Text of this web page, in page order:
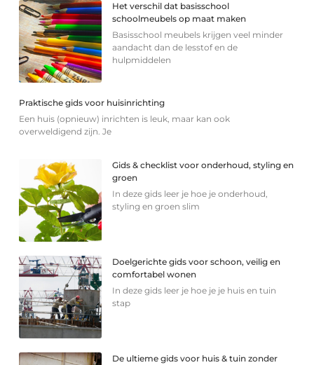
Het verschil dat basisschool
schoolmeubels op maat maken
Basisschool meubels krijgen veel minder
aandacht dan de lesstof en de
hulpmiddelen
Praktische gids voor huisinrichting
Een huis (opnieuw) inrichten is leuk, maar kan ook
overweldigend zijn. Je
Gids & checklist voor onderhoud, styling en
groen
In deze gids leer je hoe je onderhoud,
styling en groen slim
Doelgerichte gids voor schoon, veilig en
comfortabel wonen
In deze gids leer je hoe je je huis en tuin
stap
De ultieme gids voor huis & tuin zonder